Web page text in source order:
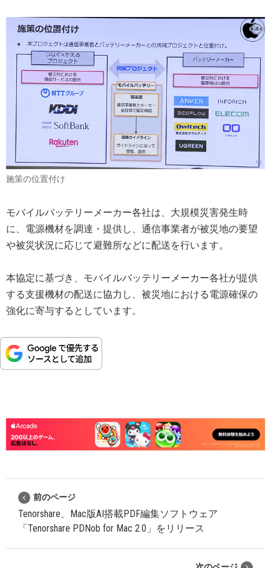
施策の位置付け
モバイルバッテリーメーカー各社は、大規模災害発生時
に、電源機材を調達・提供し、通信事業者が被災地の要望
や被災状況に応じて避難所などに配送を行います。
本協定に基づき、モバイルバッテリーメーカー各社が提供
する支援機材の配送に協力し、被災地における電源確保の
強化に寄与するとしています。
前のページ
Tenorshare、Mac版AI搭載PDF編集ソフトウェア
「Tenorshare PDNob for Mac 2.0」をリリース